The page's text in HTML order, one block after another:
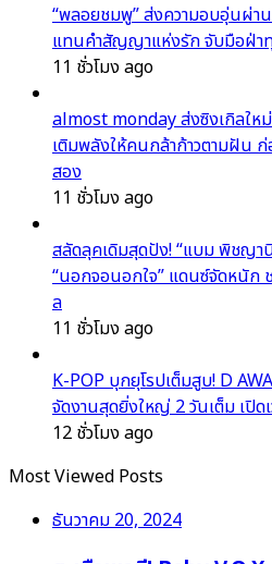
“พลอยชมพู” ส่งความอบอุ่นผ่า
แทนคำสัญญาแห่งรัก จับมือฝ่า
11 ชั่วโมง ago
almost monday ส่งซิงเกิลใ
เติมพลังให้คนกล้าก้าวตามฝัน
สอง
11 ชั่วโมง ago
สลัดลุคเดิมสุดปัง! “แบม พิชญา
“นอกจอนอกใจ” แดนซ์จัดหนัก
ล
11 ชั่วโมง ago
K-POP บุกยุโรปเต็มสูบ! D
จัดงานสุดยิ่งใหญ่ 2 วันเต็ม เปิ
12 ชั่วโมง ago
Most Viewed Posts
ธันวาคม 20, 2024